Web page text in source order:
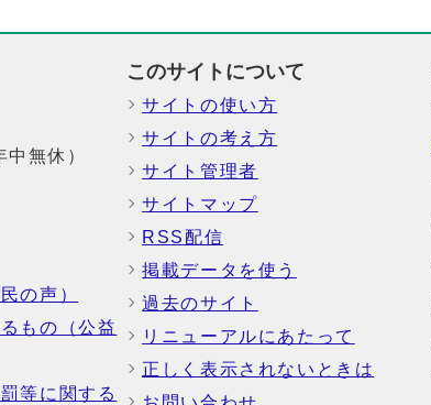
無休）
の声）
もの（公益
等に関する
このサイトについて
サイトの使い方
サイトの考え方
サイト管理者
サイトマップ
RSS配信
掲載データを使う
過去のサイト
リニューアルにあたって
正しく表示されないときは